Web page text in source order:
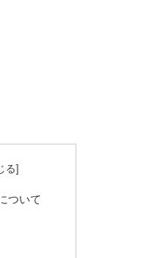
ついて